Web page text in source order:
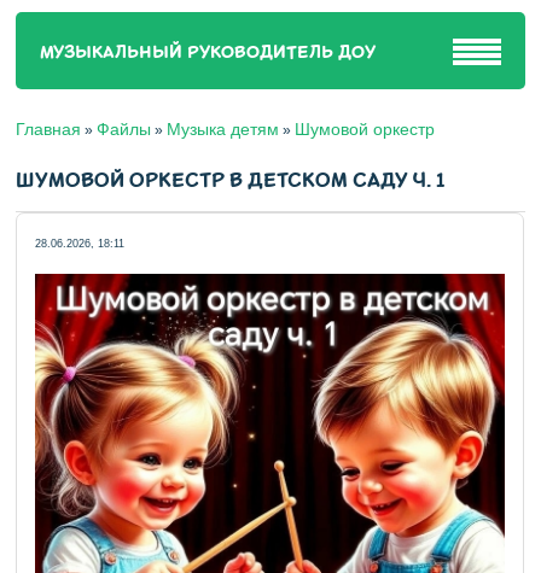
МУЗЫКАЛЬНЫЙ РУКОВОДИТЕЛЬ ДОУ
Главная »Файлы » Музыка детям » Шумовой оркестр
ШУМОВОЙ ОРКЕСТР В ДЕТСКОМ САДУ Ч. 1
28.06.2026, 18:11